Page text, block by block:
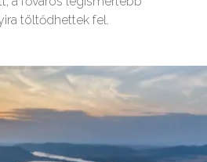
töltődhettek fel.